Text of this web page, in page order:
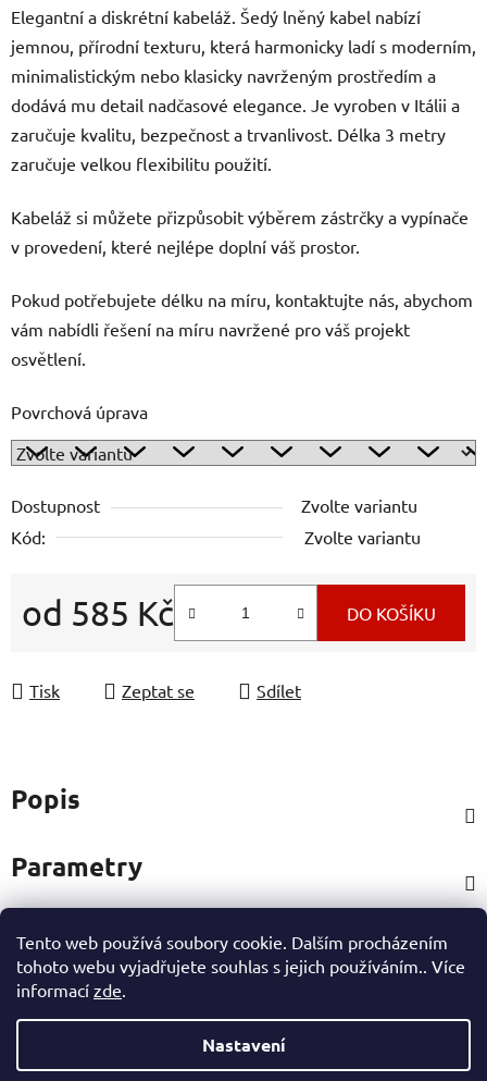
Tento web používá soubory cookie. Dalším procházením
tohoto webu vyjadřujete souhlas s jejich používáním.. Více
informací zde.
Nastavení
Elegantní a diskrétní kabeláž. Šedý lněný kabel nabízí
jemnou, přírodní texturu, která harmonicky ladí s moderním,
minimalistickým nebo klasicky navrženým prostředím a
dodává mu detail nadčasové elegance. Je vyroben v Itálii a
zaručuje kvalitu, bezpečnost a trvanlivost. Délka 3 metry
zaručuje velkou flexibilitu použití.
Kabeláž si můžete přizpůsobit výběrem zástrčky a vypínače
v provedení, které nejlépe doplní váš prostor.
Pokud potřebujete délku na míru, kontaktujte nás, abychom
vám nabídli řešení na míru navržené pro váš projekt
osvětlení.
Povrchová úprava
Dostupnost
Zvolte variantu
Kód:
Zvolte variantu
od 585 Kč DO KOŠÍKU
Tisk Zeptat se Sdílet
Popis
Parametry
Hodnocení
Ostatní informace